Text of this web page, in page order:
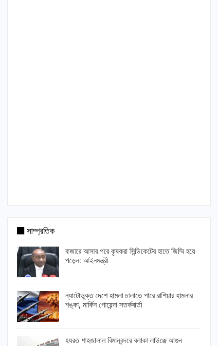
সাম্প্রতিক
বাজারে আসার পরে কৃষকরা সিন্ডিকেটের হাতে জিম্মি হয়ে
পড়েন: আইনমন্ত্রী
ন্যাটোভুক্ত দেশে হামলা চালাতে পারে রাশিয়ার হামলার
শঙ্কা, মার্কিন গোয়েন্দা সতর্কবার্তা
হযরত শাহজালাল বিমানবন্দরে বলাকা লাউঞ্জে আগুন